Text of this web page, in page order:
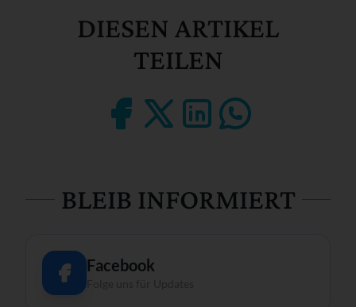
DIESEN ARTIKEL
TEILEN
BLEIB INFORMIERT
Facebook